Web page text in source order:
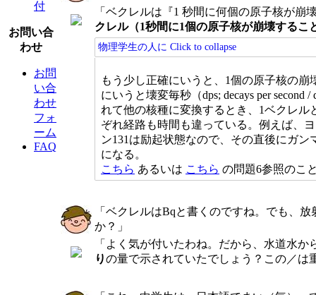
付
お問い合
わせ
お問
い合
わせ
フォ
ーム
FAQ
「ベクレルは『1 秒間に何個の原子核が
クレル（1秒間に1個の原子核が崩壊するこ
物理学生の人に Click to collapse
もう少し正確にいうと、1個の原子核の
にいうと壊変毎秒（dps; decays per second
れて他の核種に変換するとき、1ベクレ
ぞれ経路も時間も違っている。例えば、
ン131は励起状態なので、その直後にガ
になる。
こちら あるいは こちら の問題6参照のこ
「ベクレルはBqと書くのですね。でも、
か？」
「よく気が付いたわね。だから、水道水
りの量で示されていたでしょう？この／は